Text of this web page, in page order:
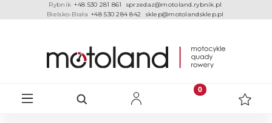
Rybnik +48 530 281 861
sprzedaz@motoland.rybnik.pl
Bielsko-Biała +48 530 284 842 sklep@motolandsklep.pl